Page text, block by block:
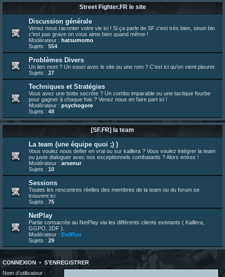
Un futur indispensable :https://x.com/preterniadotcom/status/20 ... 8820352079
26 juil. 22:09¦hatsumomo:bio de Alex en ligne les gens !
13 juil. 09:53¦hatsumomo:
bonjour les amis, je viens de poster ma 1e review de figurine !
23 juin 10:36¦indy:une très chouette SFFR shoutbox !
23 juin 07:30
hatsumomo
23 juin 07:26¦hatsumomo :shoutbox réinitialisée
22 juin 12:27¦indy:Yo !
22 juin 08:49¦veja:Yo
Street Fighter.FR le site
Discussion générale
Venez nous raconter votre vie ici ! Si ça parle de SF c'est très bien, sinon bin
c'est pas grave on vous aime bien quand même !
Modérateur : hatsumomo
Sujets : 554
Problèmes Divers
Un lien mort ? Un souci avec le site ou une rom ? C'est ici qu'on vient pleurer.
Sujets : 27
Techniques et Stratégies
Vous avez une botte secrète ? Un combo imparable ou une tactique fourbe
pour gagner à chaque fois ? Venez nous en faire part ici !
Modérateur : psychogore
Sujets : 48
[SF.FR] la team
La team (une équipe quoi ;) )
Vous voulez nous defier en vrai ou sur kaillera ? Vous voulez intégrer la team
ou juste dialoguer avec nos exceptionnels combatants ? Alors entrez !
Modérateur : arsenur
Sujets : 10
Sessions
Toutes les rencontres réelles des membres de la team ou du forum se
trouvent ici
Sujets : 75
NetPlay
Partie consacrée au NetPlay via les différents clients existants ( Kaillera,
GGPO, 2DF ).
Modérateur : EvilRyu
Sujets : 29
CONNEXION • S’ENREGISTRER
Nom d’utilisateur :